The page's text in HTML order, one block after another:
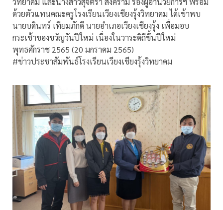
ด้วยตัวแทนคณะครูโรงเรียนเวียงเชียงรุ้งวิทยาคม ได้เข้าพบ
นายบดินทร์ เทียมภักดี นายอำเภอเวียงเชียงรุ้ง เพื่อมอบ
กระเช้าของขวัญวันปีใหม่ เนื่องในวาระดิถีขึ้นปีใหม่
พุทธศักราช 2565 (20 มกราคม 2565)
#ข่าวประชาสัมพันธ์โรงเรียนเวียงเชียงรุ้งวิทยาคม